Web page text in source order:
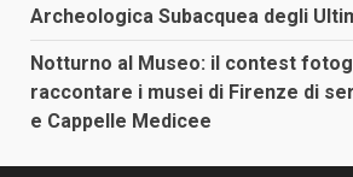
Archeologica Subacquea degli
Notturno al Museo: il contest
raccontare i musei di Firenze di
e Cappelle Medicee